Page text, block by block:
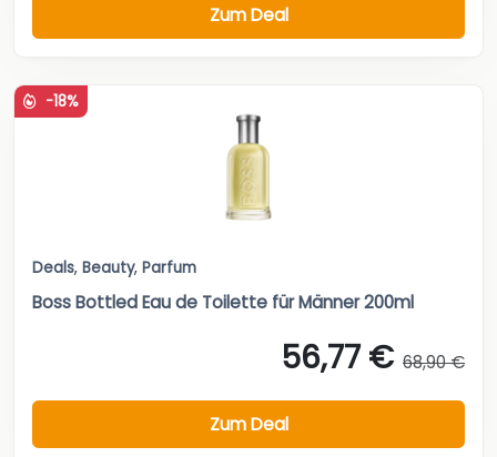
Zum Deal
-18%
Deals, Beauty, Parfum
Boss Bottled Eau de Toilette für Männer 200ml
56,77 € 68,90 €
Zum Deal